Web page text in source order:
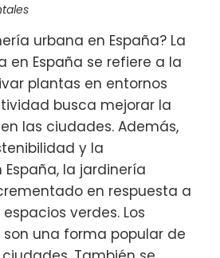
urbana en España? La
en España se refiere a la
plantas en entornos
busca mejorar la
las ciudades. Además,
y la
España, la jardinería
en respuesta a
verdes. Los
una forma popular de